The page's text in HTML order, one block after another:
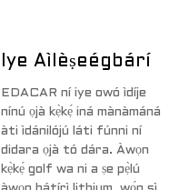
Iye Àìlèṣeégbárí
EDACAR ní iye owó ìdíje
nínú ọjà kẹ̀kẹ́ iná mànàmáná
àti ìdánilójú láti fúnni ní
didara ọjà tó dára. Àwọn
kẹ̀kẹ́ golf wa ni a ṣe pẹ̀lú